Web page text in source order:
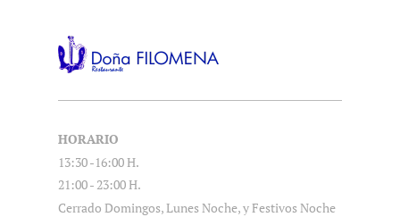
HORARIO
13:30 -16:00 H.
21:00 - 23:00 H.
Cerrado Domingos, Lunes Noche, y Festivos Noche